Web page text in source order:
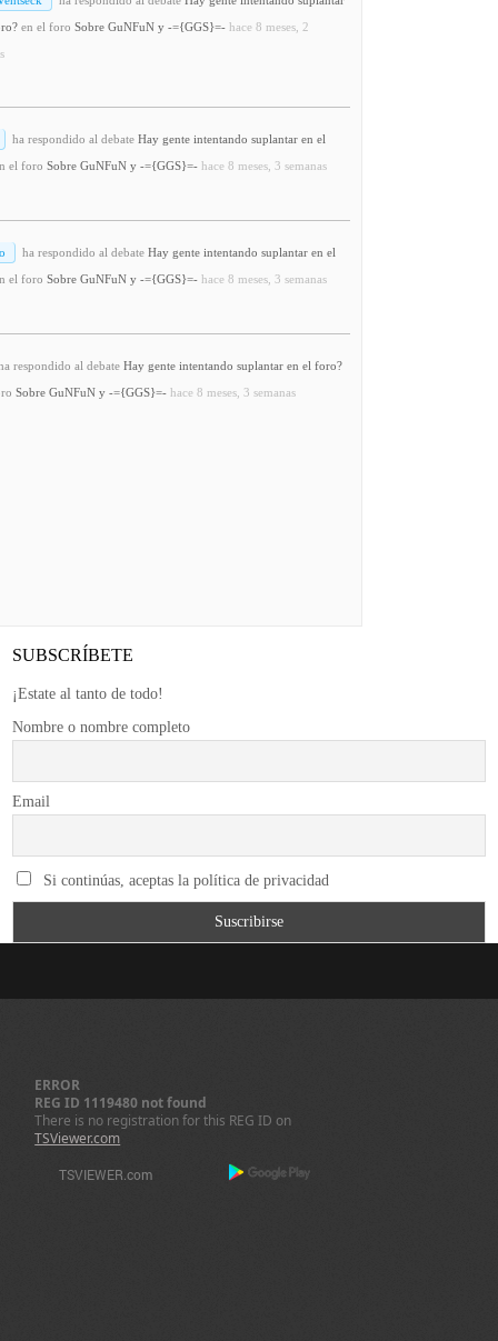
en el foro Sobre GuNFuN y -={GGS}=- hace 8 meses, 2
ha respondido al debate Hay gente intentando suplantar en el
el foro Sobre GuNFuN y -={GGS}=- hace 8 meses, 3 semanas
ha respondido al debate Hay gente intentando suplantar en el
el foro Sobre GuNFuN y -={GGS}=- hace 8 meses, 3 semanas
respondido al debate Hay gente intentando suplantar en el foro?
Sobre GuNFuN y -={GGS}=- hace 8 meses, 3 semanas
SUBSCRÍBETE
¡Estate al tanto de todo!
Nombre o nombre completo
Email
Si continúas, aceptas la política de privacidad
ERROR
REG ID 1119480 not found
There is no registration for this REG ID on
TSViewer.com